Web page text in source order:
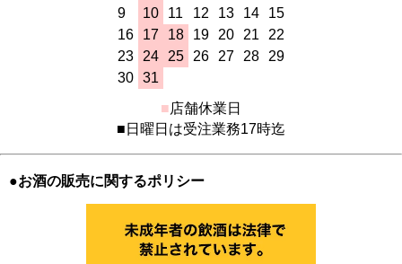
9
10 11 12 13 14
15
16
17 18 19 20 21
22
23
24 25 26 27 28
29
30 31
■店舗休業日
■日曜日は受注業務17時迄
●お酒の販売に関するポリシー